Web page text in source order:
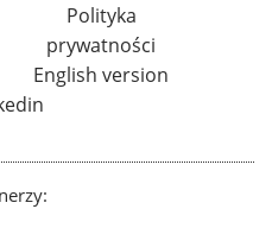
Polityka
prywatności
English version